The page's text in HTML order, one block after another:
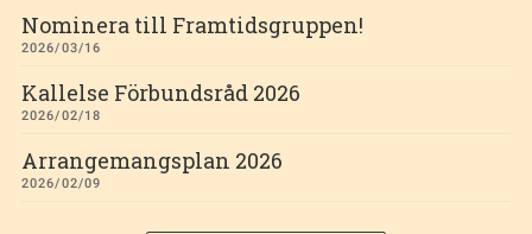
Nominera till Framtidsgruppen!
2026/03/16
Kallelse Förbundsråd 2026
2026/02/18
Arrangemangsplan 2026
2026/02/09